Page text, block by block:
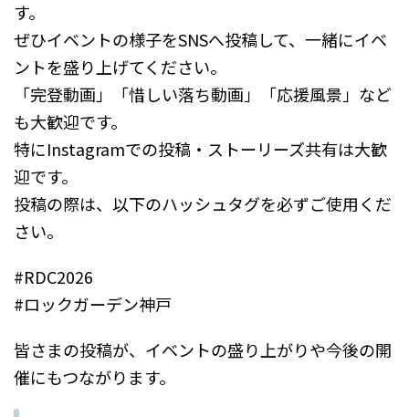
す。
ぜひイベントの様子をSNSへ投稿して、一緒にイベ
ントを盛り上げてください。
「完登動画」「惜しい落ち動画」「応援風景」など
も大歓迎です。
特にInstagramでの投稿・ストーリーズ共有は大歓
迎です。
投稿の際は、以下のハッシュタグを必ずご使用くだ
さい。
#RDC2026
#ロックガーデン神戸
皆さまの投稿が、イベントの盛り上がりや今後の開
催にもつながります。